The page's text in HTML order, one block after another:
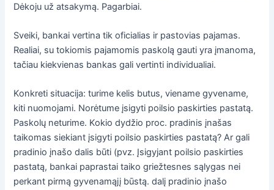
Dėkoju už atsakymą. Pagarbiai.
Sveiki, bankai vertina tik oficialias ir pastovias pajamas.
Realiai, su tokiomis pajamomis paskolą gauti yra įmanoma,
tačiau kiekvienas bankas gali vertinti individualiai.
Konkreti situacija: turime kelis butus, viename gyvename,
kiti nuomojami. Norėtume įsigyti poilsio paskirties pastatą.
Paskolų neturime. Kokio dydžio proc. pradinis įnašas
taikomas siekiant įsigyti poilsio paskirties pastatą? Ar gali
pradinio įnašo dalis būti (pvz. Įsigyjant poilsio paskirties
pastatą, bankai paprastai taiko griežtesnes sąlygas nei
perkant pirmą gyvenamąjį būstą. dalį pradinio įnašo